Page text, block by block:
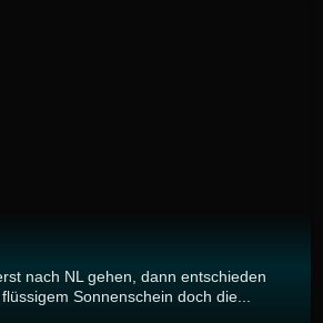
nach NL gehen, dann entschieden
Sonnenschein doch die...